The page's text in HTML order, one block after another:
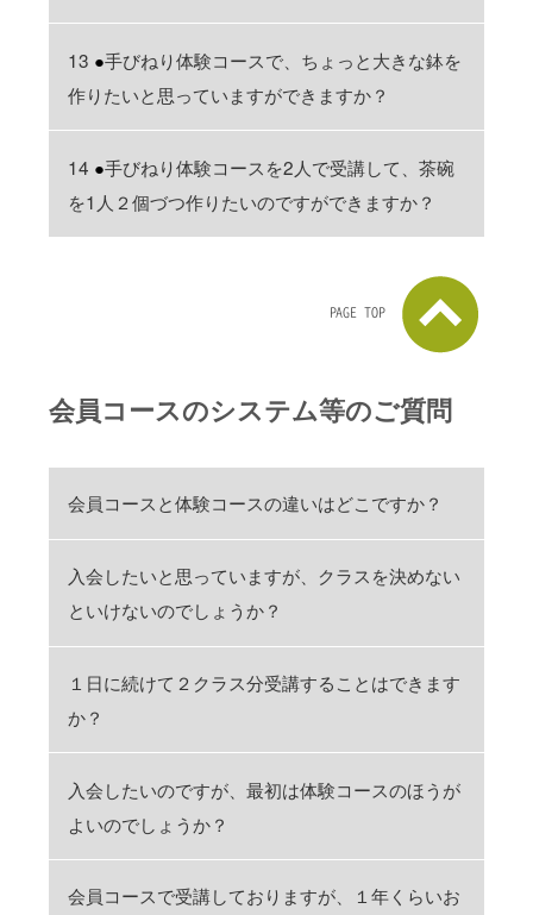
13 ●手びねり体験コースで、ちょっと大きな鉢を
作りたいと思っていますができますか？
14 ●手びねり体験コースを2人で受講して、茶碗
を1人２個づつ作りたいのですができますか？
PAGE TOP
会員コースのシステム等のご質問
会員コースと体験コースの違いはどこですか？
入会したいと思っていますが、クラスを決めない
といけないのでしょうか？
１日に続けて２クラス分受講することはできます
か？
入会したいのですが、最初は体験コースのほうが
よいのでしょうか？
会員コースで受講しておりますが、１年くらいお